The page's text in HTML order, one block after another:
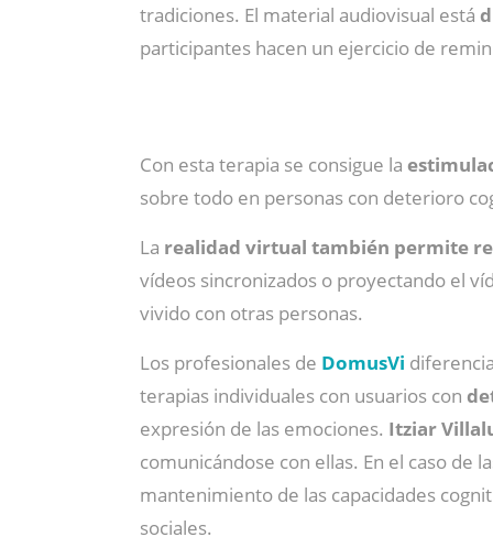
tradiciones. El material audiovisual está
participantes hacen un ejercicio de
Con esta terapia se consigue la
sobre todo en personas con deterioro
La realidad virtual también permite
vídeos sincronizados o proyectando el
vivido con otras personas.
Los profesionales de DomusVi
terapias individuales con usuarios con
expresión de las emociones. Itziar
comunicándose con ellas. En el caso de
mantenimiento de las capacidades
sociales.